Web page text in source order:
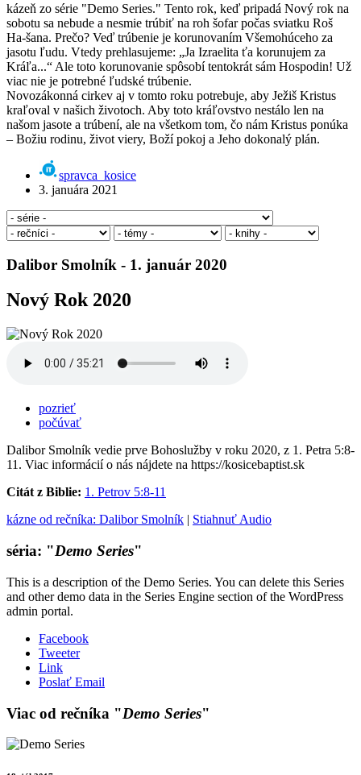
kázeň zo série "Demo Series." Tento rok, keď pripadá Nový rok na
sobotu sa nebude a nesmie trúbiť na roh šofar počas sviatku Roš
Ha-šana. Prečo? Veď trúbenie je korunovaním Všemohúceho za
jasotu ľudu. Vtedy prehlasujeme: „Ja Izraelita ťa korunujem za
Kráľa...“ Ale toto korunovanie spôsobí tentokrát sám Hospodin! Už
viac nie je potrebné ľudské trúbenie.
Novozákonná cirkev aj v tomto roku potrebuje, aby Ježiš Kristus
kraľoval v našich životoch. Aby toto kráľovstvo nestálo len na
našom jasote a trúbení, ale na všetkom tom, čo nám Kristus ponúka
– Božiu rodinu, život viery, Boží pokoj a Jeho dokonalý plán.
spravca_kosice
3. januára 2021
Dalibor Smolník - 1. január 2020
Nový Rok 2020
pozrieť
počúvať
Dalibor Smolník vedie prve Bohoslužby v roku 2020, z 1. Petra 5:8-
11. Viac informácií o nás nájdete na https://kosicebaptist.sk
Citát z Biblie: 1. Petrov 5:8-11
kázne od rečníka: Dalibor Smolník | Stiahnuť Audio
séria: "Demo Series"
This is a description of the Demo Series. You can delete this Series
and other demo data in the Series Engine section of the WordPress
admin portal.
Facebook
Tweeter
Link
Poslať Email
Viac od rečníka "Demo Series"